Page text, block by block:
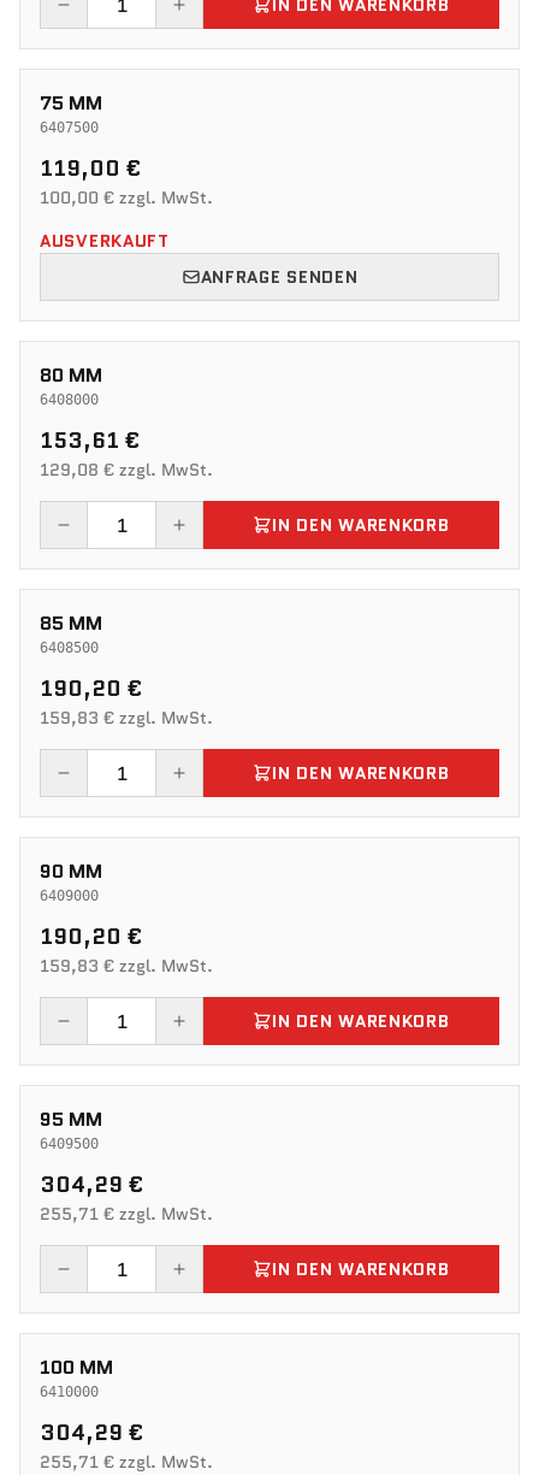
IN DEN WARENKORB
75 MM
6407500
119,00 €
100,00 € zzgl. MwSt.
AUSVERKAUFT
ANFRAGE SENDEN
80 MM
6408000
153,61 €
129,08 € zzgl. MwSt.
IN DEN WARENKORB
85 MM
6408500
190,20 €
159,83 € zzgl. MwSt.
IN DEN WARENKORB
90 MM
6409000
190,20 €
159,83 € zzgl. MwSt.
IN DEN WARENKORB
95 MM
6409500
304,29 €
255,71 € zzgl. MwSt.
IN DEN WARENKORB
100 MM
6410000
304,29 €
255,71 € zzgl. MwSt.